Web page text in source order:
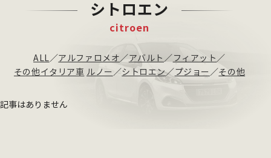
シトロエン
citroen
ALL／アルファロメオ／アバルト ／ フィアット／
その他イタリア車 ルノー／シトロエン／プジョー／その他
記事はありません